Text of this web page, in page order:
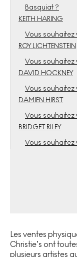
Basquiat ?
KEITH HARING
Vous souhaitez
ROY LICHTENSTEIN
Vous souhaitez
DAVID HOCKNEY
Vous souhaitez
DAMIEN HIRST
Vous souhaitez
BRIDGET RILEY
Vous souhaitez
Les ventes
Christie’s ont
plusieurs artistes